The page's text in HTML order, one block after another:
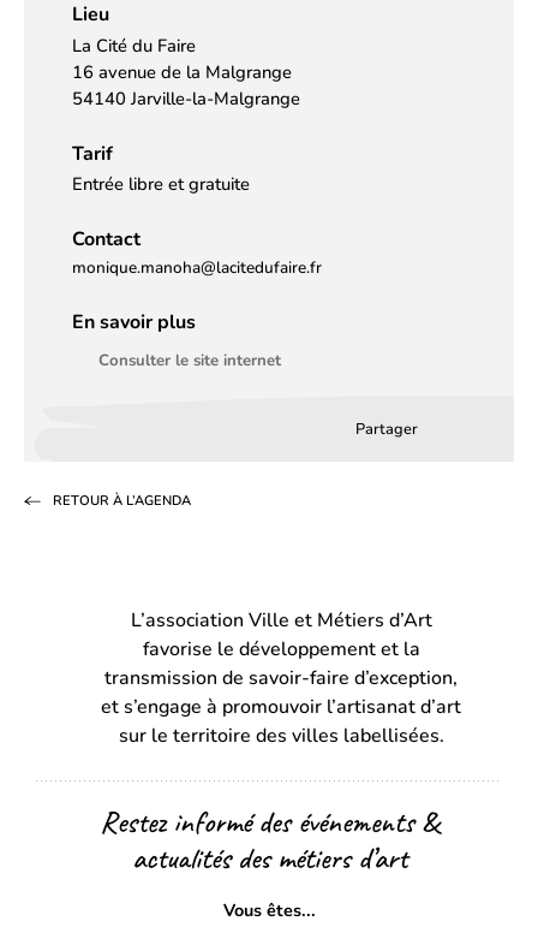
Lieu
La Cité du Faire
16 avenue de la Malgrange
54140 Jarville-la-Malgrange
Tarif
Entrée libre et gratuite
Contact
monique.manoha@lacitedufaire.fr
En savoir plus
Consulter le site internet
Partager
un
onglet)onglet)
RETOUR À L’AGENDA
L’association Ville et Métiers d’Art
favorise le développement et la
transmission de savoir-faire d’exception,
et s’engage à promouvoir l’artisanat d’art
sur le territoire des villes labellisées.
Restez informé des événements &
actualités des métiers d’art
Vous êtes...